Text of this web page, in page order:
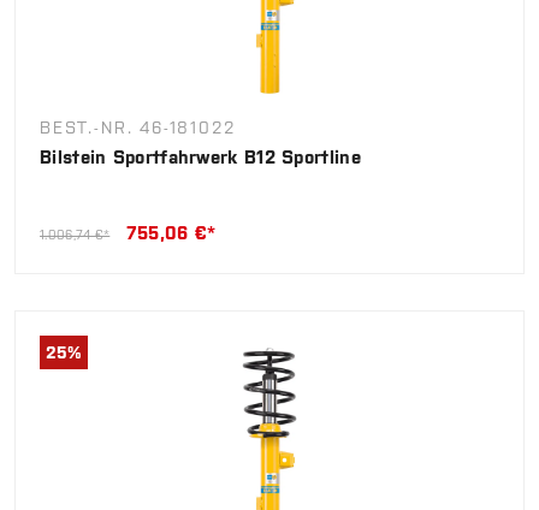
BEST.-NR. 46-181022
Bilstein Sportfahrwerk B12 Sportline
1.006,74 €* 755,06 €*
25%